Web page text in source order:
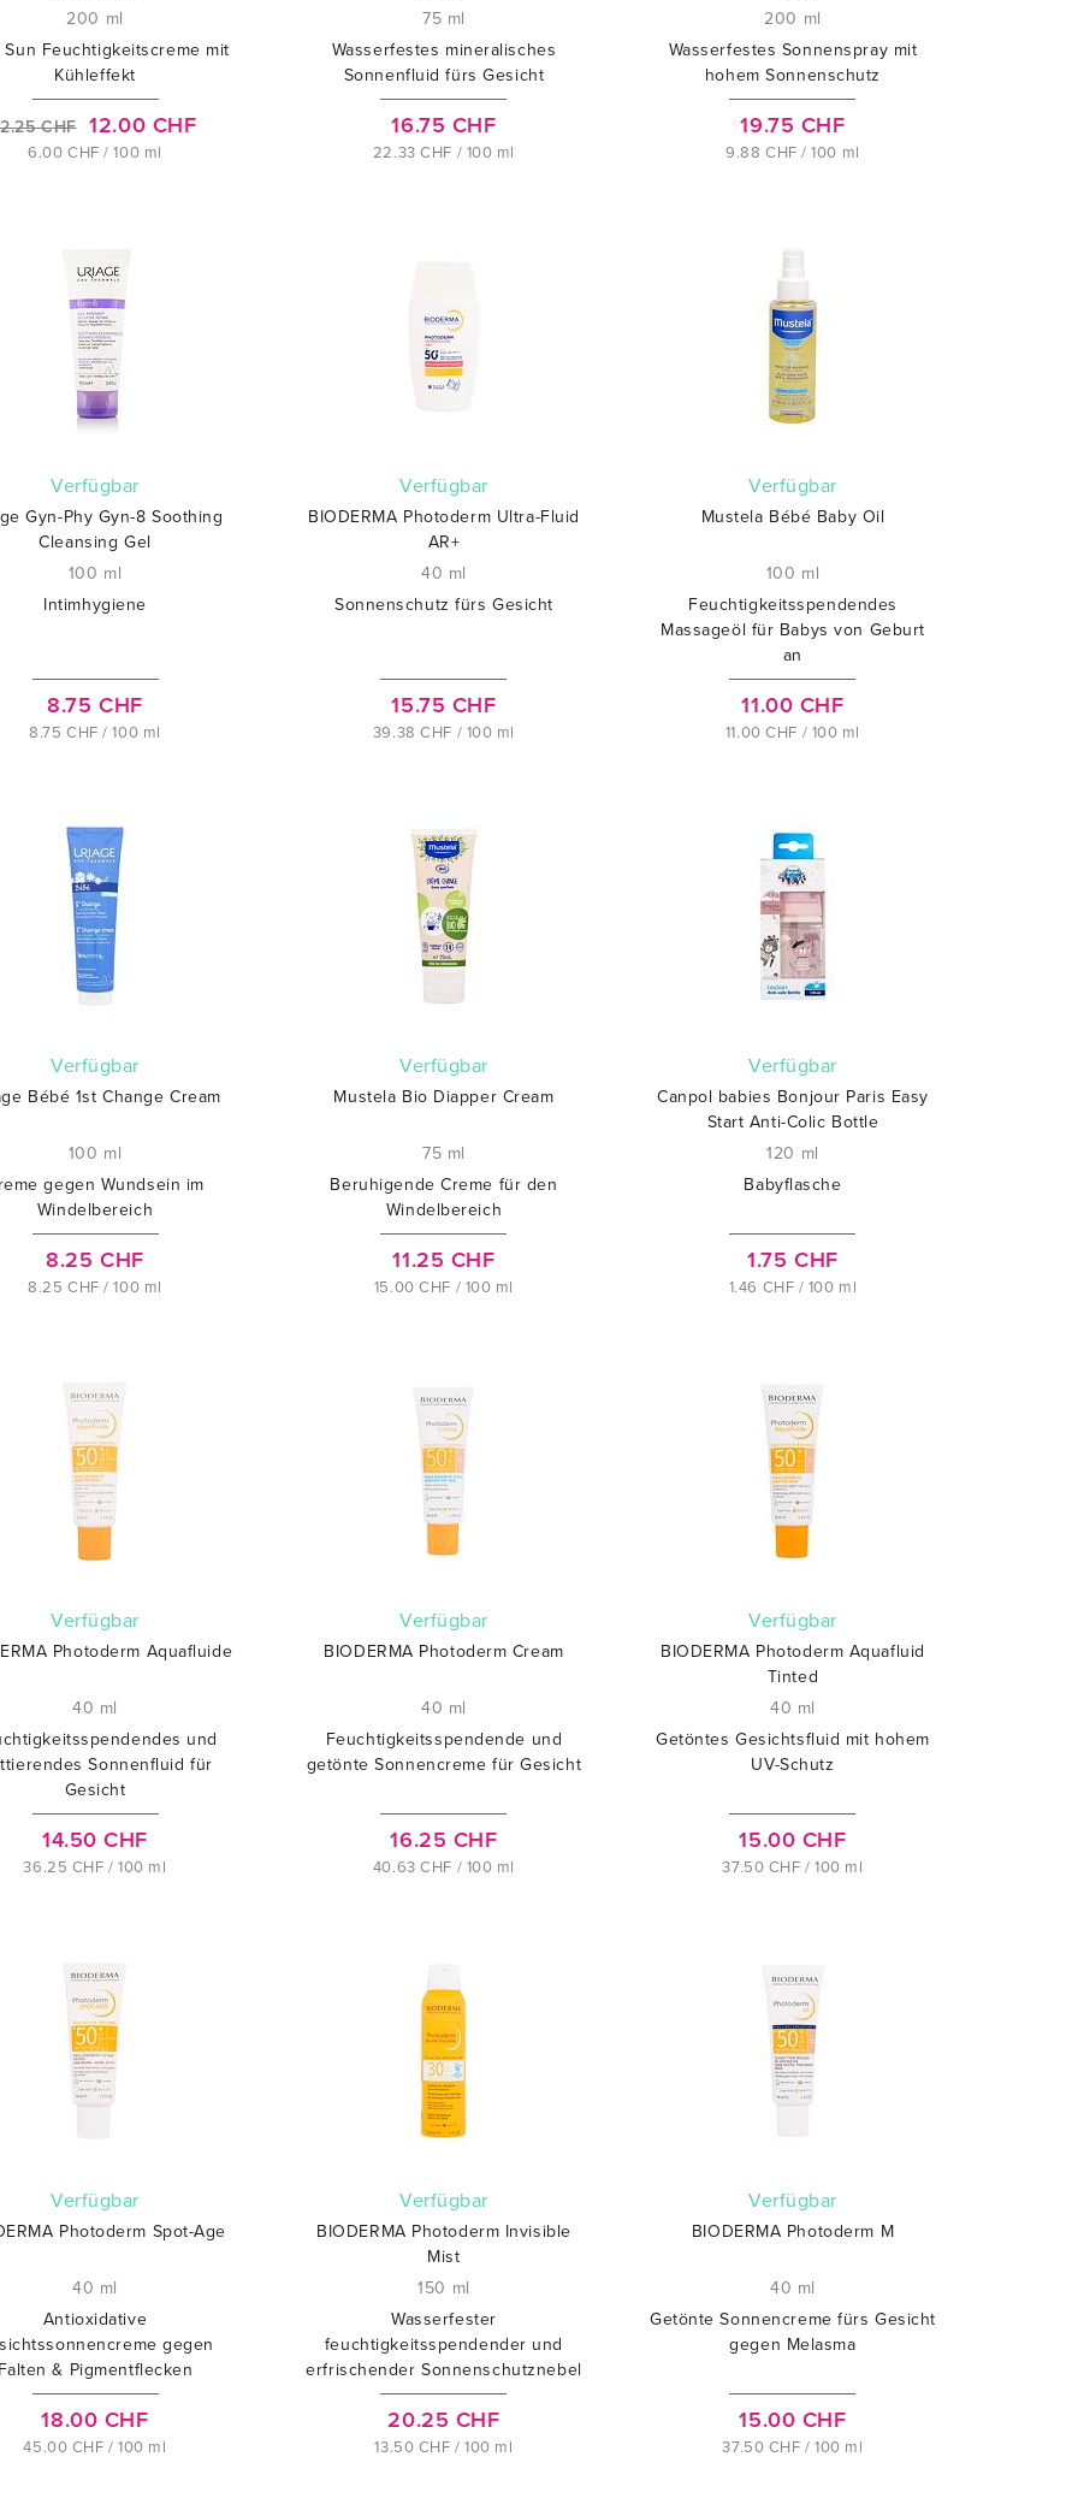
200 ml
Feuchtigkeitscreme mit
Kühleffekt
CHF 12.00 CHF
6.00 CHF / 100 ml
75 ml
Wasserfestes mineralisches
Sonnenfluid fürs Gesicht
16.75 CHF
22.33 CHF / 100 ml
200 ml
Wasserfestes Sonnenspray mit
hohem Sonnenschutz
19.75 CHF
9.88 CHF / 100 ml
verfügbar
Gyn-Phy Gyn-8 Soothing
Cleansing Gel
100 ml
Intimhygiene
8.75 CHF
8.75 CHF / 100 ml
verfügbar
BIODERMA Photoderm Ultra-Fluid
AR+
40 ml
Sonnenschutz fürs Gesicht
15.75 CHF
39.38 CHF / 100 ml
verfügbar
Mustela Bébé Baby Oil
100 ml
Feuchtigkeitsspendendes
Massageöl für Babys von Geburt
an
11.00 CHF
11.00 CHF / 100 ml
verfügbar
Bébé 1st Change Cream
100 ml
gegen Wundsein im
Windelbereich
8.25 CHF
8.25 CHF / 100 ml
verfügbar
Mustela Bio Diapper Cream
75 ml
Beruhigende Creme für den
Windelbereich
11.25 CHF
15.00 CHF / 100 ml
verfügbar
Canpol babies Bonjour Paris Easy
Start Anti-Colic Bottle
120 ml
Babyflasche
1.75 CHF
1.46 CHF / 100 ml
verfügbar
Photoderm Aquafluide
40 ml
und
Sonnenfluid für
Gesicht
14.50 CHF
36.25 CHF / 100 ml
verfügbar
BIODERMA Photoderm Cream
40 ml
Feuchtigkeitsspendende und
getönte Sonnencreme für Gesicht
16.25 CHF
40.63 CHF / 100 ml
verfügbar
BIODERMA Photoderm Aquafluid
Tinted
40 ml
Getöntes Gesichtsfluid mit hohem
UV-Schutz
15.00 CHF
37.50 CHF / 100 ml
verfügbar
Photoderm Spot-Age
40 ml
Antioxidative
gegen
Falten & Pigmentflecken
18.00 CHF
45.00 CHF / 100 ml
verfügbar
BIODERMA Photoderm Invisible
Mist
150 ml
Wasserfester
feuchtigkeitsspendender und
erfrischender Sonnenschutznebel
20.25 CHF
13.50 CHF / 100 ml
verfügbar
BIODERMA Photoderm M
40 ml
Getönte Sonnencreme fürs Gesicht
gegen Melasma
15.00 CHF
37.50 CHF / 100 ml